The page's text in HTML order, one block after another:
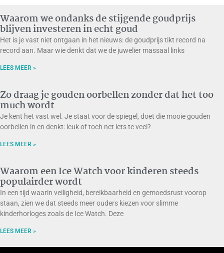
Waarom we ondanks de stijgende goudprijs
blijven investeren in echt goud
Het is je vast niet ontgaan in het nieuws: de goudprijs tikt record na
record aan. Maar wie denkt dat we de juwelier massaal links
LEES MEER »
Zo draag je gouden oorbellen zonder dat het too
much wordt
Je kent het vast wel. Je staat voor de spiegel, doet die mooie gouden
oorbellen in en denkt: leuk of toch net iets te veel?
LEES MEER »
Waarom een Ice Watch voor kinderen steeds
populairder wordt
In een tijd waarin veiligheid, bereikbaarheid en gemoedsrust voorop
staan, zien we dat steeds meer ouders kiezen voor slimme
kinderhorloges zoals de Ice Watch. Deze
LEES MEER »